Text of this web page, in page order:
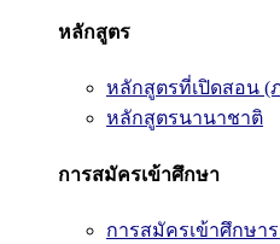
หลักสูตร
หลักสูตรที่เปิดสอน (
หลักสูตรนานาชาติ
การสมัครเข้าศึกษา
การสมัครเข้าศึกษ